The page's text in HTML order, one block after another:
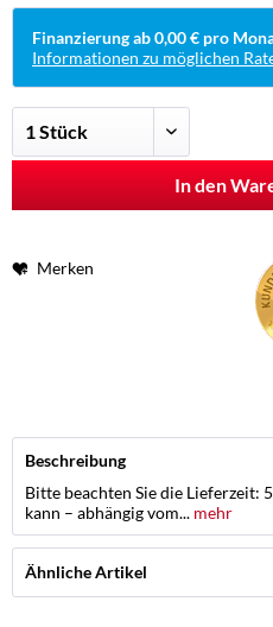
Finanzierung ab 0,00 € pro
Informationen zu möglichen
In den
Merken
Beschreibung
Bitte beachten Sie die Lieferzeit:
kann – abhängig vom... mehr
Ähnliche Artikel